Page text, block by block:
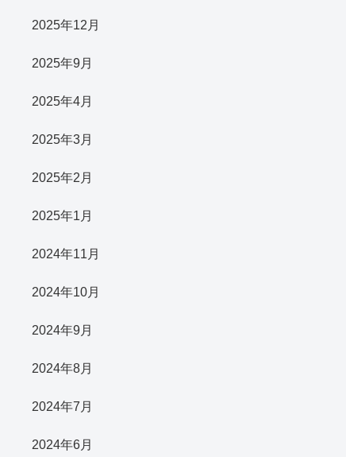
2025年12月
2025年9月
2025年4月
2025年3月
2025年2月
2025年1月
2024年11月
2024年10月
2024年9月
2024年8月
2024年7月
2024年6月